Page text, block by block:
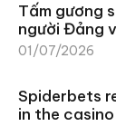
Tấm gương
người Đảng
01/07/2026
Spiderbets
in the